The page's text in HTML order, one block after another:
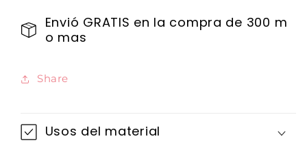
Envió GRATIS en la compra de 300 m
o mas
Share
Usos del material